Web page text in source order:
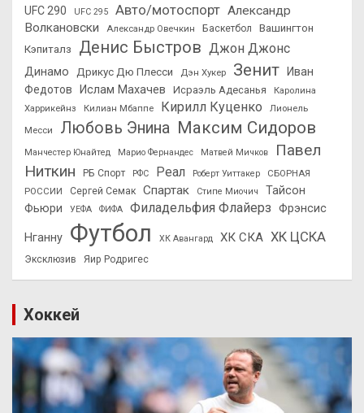
UFC 290 UFC 295 Авто/мотоспорт Александр
Волкановски
Александр Овечкин Баскетбол
Вашингтон
Кэпиталз
Денис Быстров Джон Джонс
Динамо Дрикус Дю Плесси Дэн Хукер Зенит
Иван
Федотов
Ислам Махачев Исраэль Адесанья
Каролина
Харрикейнз
Килиан Мбаппе Кирилл Куценко
Лионель
Месси
Любовь Энина Максим Сидоров
Манчестер Юнайтед Марио Фернандес Матвей Мичков
Павел
Ниткин
РБ Спорт РФС Реал Роберт Уиттакер
СБОРНАЯ
РОССИИ
Сергей Семак Спартак Стипе Миочич
Тайсон
Фьюри
УЕФА ФИФА Филадельфия Флайерз Фрэнсис
Нганну Футбол ХК Авангард ХК СКА ХК ЦСКА
Эксклюзив Яир Родригес
Хоккей